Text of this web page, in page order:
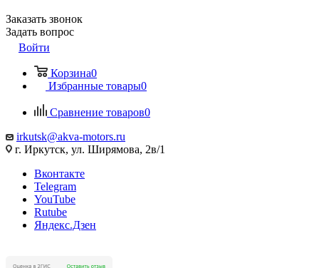
Заказать звонок
Задать вопрос
Войти
Корзина0
Избранные товары0
Сравнение товаров0
irkutsk@akva-motors.ru
г. Иркутск, ул. Ширямова, 2в/1
Вконтакте
Telegram
YouTube
Rutube
Яндекс.Дзен